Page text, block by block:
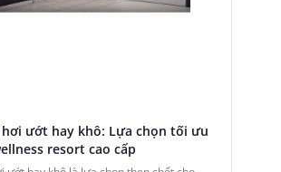
hơi ướt hay khô: Lựa chọn tối ưu
resort cao cấp